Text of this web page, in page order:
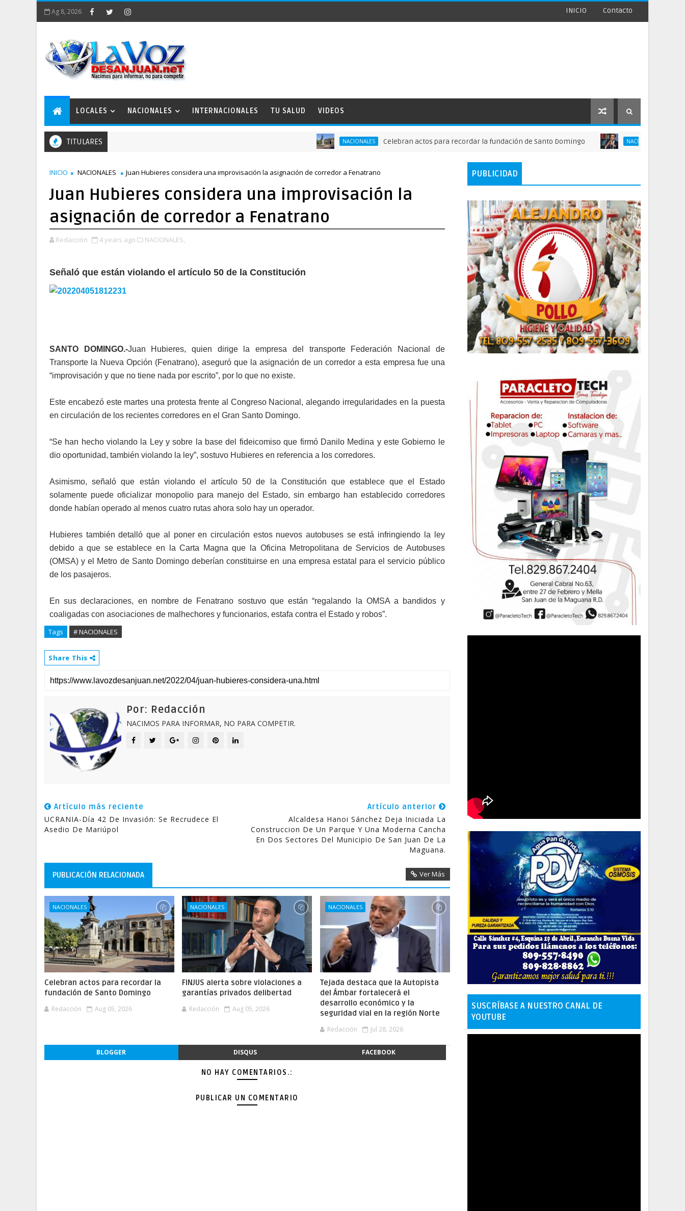
Ag 8, 2026 INICIO Contacto
LOCALES NACIONALES INTERNACIONALES TU SALUD VIDEOS
TITULARES NACIONALES Celebran actos para recordar la fundación de Santo Domingo NACIONALES
INICIO NACIONALES Juan Hubieres considera una improvisación la asignación de corredor a Fenatrano
Juan Hubieres considera una improvisación la
asignación de corredor a Fenatrano
Redacción 4 years ago NACIONALES,
Señaló que están violando el artículo 50 de la Constitución
SANTO DOMINGO.-Juan Hubieres, quien dirige la empresa del transporte Federación Nacional de
Transporte la Nueva Opción (Fenatrano), aseguró que la asignación de un corredor a esta empresa fue una
“improvisación y que no tiene nada por escrito”, por lo que no existe.
Este encabezó este martes una protesta frente al Congreso Nacional, alegando irregularidades en la puesta
en circulación de los recientes corredores en el Gran Santo Domingo.
“Se han hecho violando la Ley y sobre la base del fideicomiso que firmó Danilo Medina y este Gobierno le
dio oportunidad, también violando la ley”, sostuvo Hubieres en referencia a los corredores.
Asimismo, señaló que están violando el artículo 50 de la Constitución que establece que el Estado
solamente puede oficializar monopolio para manejo del Estado, sin embargo han establecido corredores
donde habían operado al menos cuatro rutas ahora solo hay un operador.
Hubieres también detalló que al poner en circulación estos nuevos autobuses se está infringiendo la ley
debido a que se establece en la Carta Magna que la Oficina Metropolitana de Servicios de Autobuses
(OMSA) y el Metro de Santo Domingo deberían constituirse en una empresa estatal para el servicio público
de los pasajeros.
En sus declaraciones, en nombre de Fenatrano sostuvo que están “regalando la OMSA a bandidos y
coaligadas con asociaciones de malhechores y funcionarios, estafa contra el Estado y robos”.
Tags # NACIONALES
Share This
Por: Redacción
NACIMOS PARA INFORMAR, NO PARA COMPETIR.
Artículo más reciente
UCRANIA-Día 42 De Invasión: Se Recrudece El
Asedio De Mariúpol
Artículo anterior
Alcaldesa Hanoi Sánchez Deja Iniciada La
Construccion De Un Parque Y Una Moderna Cancha
En Dos Sectores Del Municipio De San Juan De La
Maguana.
PUBLICACIÓN RELACIONADA Ver Más
NACIONALES
Celebran actos para recordar la
fundación de Santo Domingo
Redacción Aug 05, 2026
NACIONALES
FINJUS alerta sobre violaciones a
garantías privados delibertad
Redacción Aug 05, 2026
NACIONALES
Tejada destaca que la Autopista
del Ámbar fortalecerá el
desarrollo económico y la
seguridad vial en la región Norte
Redacción Jul 28, 2026
BLOGGER DISQUS FACEBOOK
NO HAY COMENTARIOS.:
PUBLICAR UN COMENTARIO
PUBLICIDAD
SUSCRÍBASE A NUESTRO CANAL DE
YOUTUBE